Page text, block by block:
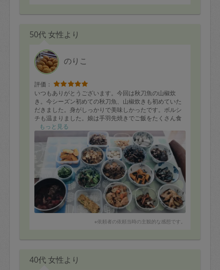
50代 女性より
のりこ
評価：
いつもありがとうございます。今回は秋刀魚の山椒炊
き。今シーズン初めての秋刀魚、山椒炊きも初めていた
だきました。身がしっかりで美味しかったです。ボルシ
チも温まりました。娘は手羽先焼きでご飯をたくさん食
べました。茄子の肉巻きはソースも美味しかったです。
ヘルシーかつ美味しいメニューをたくさんありがとうご
ざいます。これからもよろしくお願いします。
もっと見る
※依頼者の依頼当時の主観的な感想です。
40代 女性より